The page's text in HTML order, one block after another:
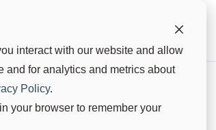
interact with our website and allow
and for analytics and metrics about
Policy.
your browser to remember your